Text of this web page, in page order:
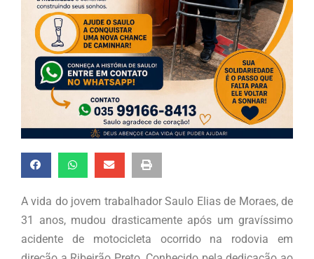
A vida do jovem trabalhador Saulo Elias de Moraes, de
31 anos, mudou drasticamente após um gravíssimo
acidente de motocicleta ocorrido na rodovia em